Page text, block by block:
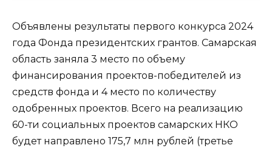
Объявлены результаты первого конкурса 2024
года Фонда президентских грантов. Самарская
область заняла 3 место по объему
финансирования проектов-победителей из
средств фонда и 4 место по количеству
одобренных проектов. Всего на реализацию
60-ти социальных проектов самарских НКО
будет направлено 175,7 млн рублей (третье